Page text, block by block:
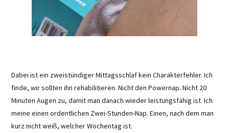
Dabei ist ein zweistündiger Mittagsschlaf kein Charakterfehler. Ich
finde, wir sollten ihn rehabilitieren. Nicht den Powernap. Nicht 20
Minuten Augen zu, damit man danach wieder leistungsfähig ist. Ich
meine einen ordentlichen Zwei-Stunden-Nap. Einen, nach dem man
kurz nicht weiß, welcher Wochentag ist.